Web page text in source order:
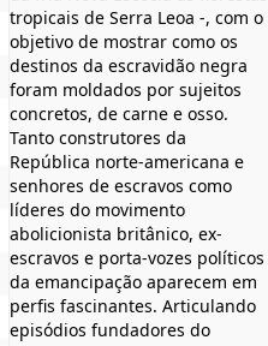
tropicais de Serra Leoa -, com o
objetivo de mostrar como os
destinos da escravidão negra
foram moldados por sujeitos
concretos, de carne e osso.
Tanto construtores da
República norte-americana e
senhores de escravos como
líderes do movimento
abolicionista britânico, ex-
escravos e porta-vozes políticos
da emancipação aparecem em
perfis fascinantes. Articulando
episódios fundadores do